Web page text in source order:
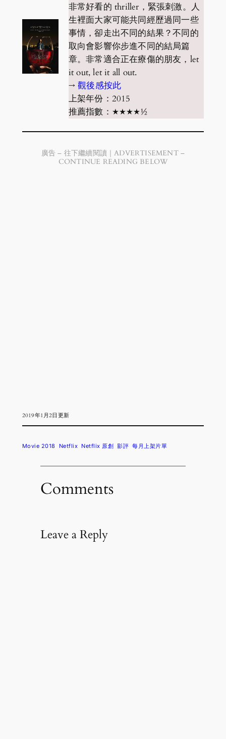
非常好看的 thriller，緊張刺激。人
生裡面大家可能共同經歷過同一些
事情，卻走出不同的結果？不同的
取向會影響你步進不同的結局篇
章。非常適合正在療傷的朋友，let
it out, let it all out.
→觀後感按此
上架年份：2015
推薦指數：★★★★½
廣告 – 往下繼續閱讀｜ADVERTISEMENT –
CONTINUE READING BELOW
2019年1月2日更新
Movie 2018 Netflix Netflix 原創 影評 每月上架片單
Comments
Leave a Reply